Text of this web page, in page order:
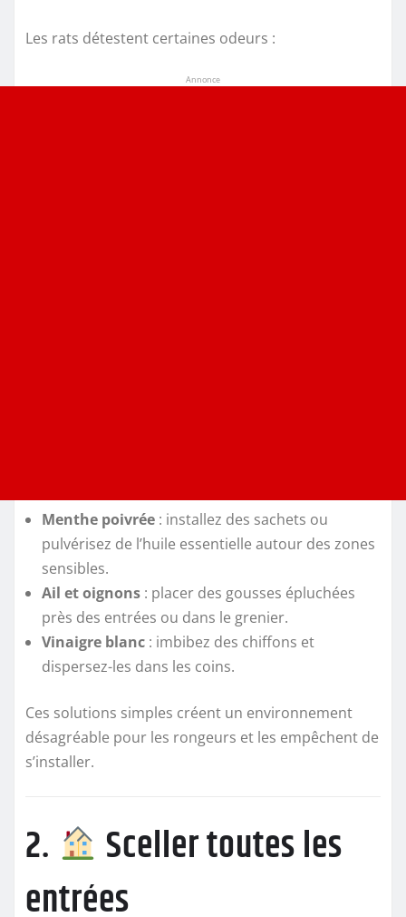
Les rats détestent certaines odeurs :
Annonce
Menthe poivrée : installez des sachets ou
pulvérisez de l’huile essentielle autour des zones
sensibles.
Ail et oignons : placer des gousses épluchées
près des entrées ou dans le grenier.
Vinaigre blanc : imbibez des chiffons et
dispersez-les dans les coins.
Ces solutions simples créent un environnement
désagréable pour les rongeurs et les empêchent de
s’installer.
2.
Sceller toutes les
entrées